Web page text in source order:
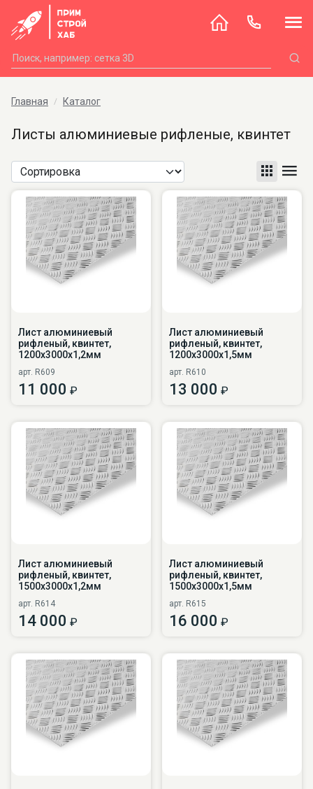
Главная Каталог
Листы алюминиевые рифленые, квинтет
Лист алюминиевый
рифленый, квинтет,
1200х3000х1,2мм
арт. R609
11 000 ₽
Лист алюминиевый
рифленый, квинтет,
1200х3000х1,5мм
арт. R610
13 000 ₽
Лист алюминиевый
рифленый, квинтет,
1500х3000х1,2мм
арт. R614
14 000 ₽
Лист алюминиевый
рифленый, квинтет,
1500х3000х1,5мм
арт. R615
16 000 ₽